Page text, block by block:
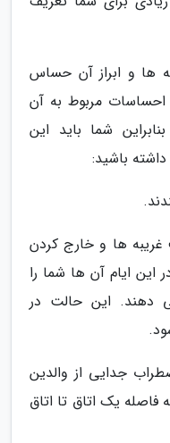
ها و ابراز آن حساس
احساسات مربوط به آن
شما باید این
باشید:
ها و خارج کردن
این ایام آن ها شما را
دهند. این حالت در
جدایی از والدین
فاصله یک اتاق تا اتاق